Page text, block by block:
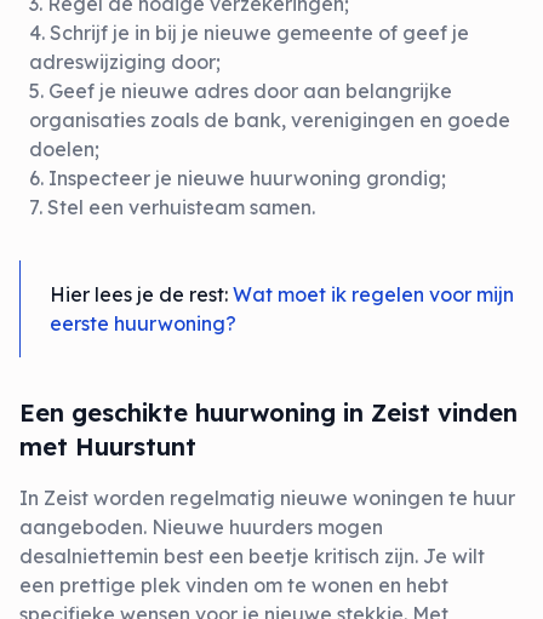
Schrijf je in bij je nieuwe gemeente of geef je
adreswijziging door;
Geef je nieuwe adres door aan belangrijke
organisaties zoals de bank, verenigingen en goede
doelen;
Inspecteer je nieuwe huurwoning grondig;
Stel een verhuisteam samen.
Hier lees je de rest: Wat moet ik regelen voor mijn
eerste huurwoning?
Een geschikte huurwoning in Zeist vinden
met Huurstunt
In Zeist worden regelmatig nieuwe woningen te huur
aangeboden. Nieuwe huurders mogen
desalniettemin best een beetje kritisch zijn. Je wilt
een prettige plek vinden om te wonen en hebt
specifieke wensen voor je nieuwe stekkie. Met